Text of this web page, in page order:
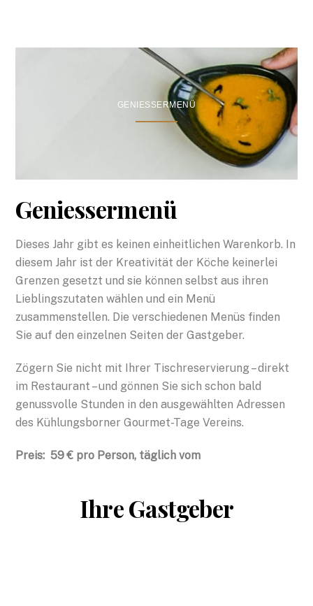
GENIESSERMENÜ
Geniessermenü
Dieses Jahr gibt es keinen einheitlichen Warenkorb. In
diesem Jahr ist der Kreativität der Köche keinerlei
Grenzen gesetzt und sie können selbst aus ihren
Lieblingszutaten wählen und ein Menü
zusammenstellen. Die verschiedenen Menüs finden
Sie auf den einzelnen Seiten der Gastgeber.
Zögern Sie nicht mit Ihrer Tischreservierung – direkt
im Restaurant – und gönnen Sie sich schon bald
genussvolle Stunden in den ausgewählten Adressen
des Kühlungsborner Gourmet-Tage Vereins.
Preis: 59 € pro Person, täglich vom
Ihre Gastgeber